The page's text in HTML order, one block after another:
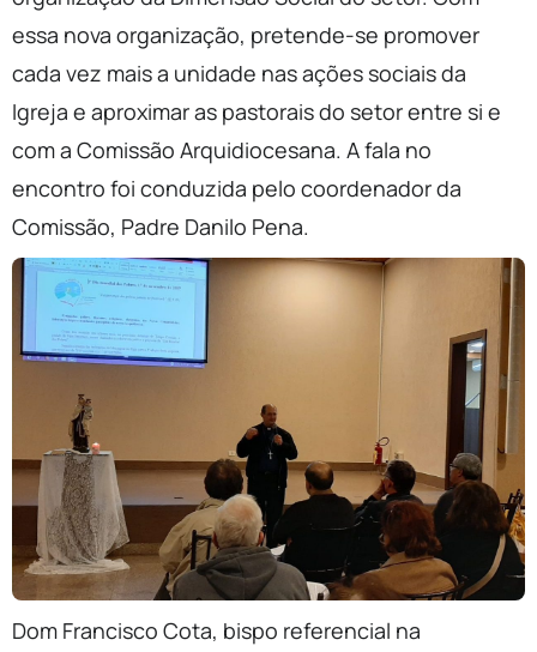
essa nova organização, pretende-se promover
cada vez mais a unidade nas ações sociais da
Igreja e aproximar as pastorais do setor entre si e
com a Comissão Arquidiocesana. A fala no
encontro foi conduzida pelo coordenador da
Comissão, Padre Danilo Pena.
Dom Francisco Cota, bispo referencial na